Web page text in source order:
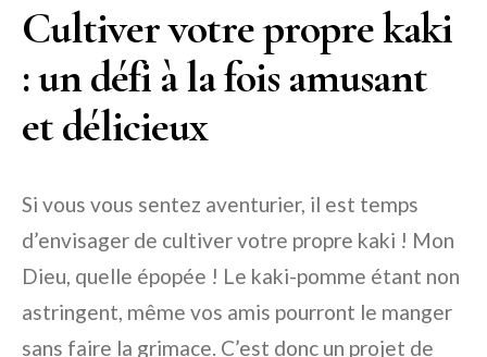
Cultiver votre propre kaki
: un défi à la fois amusant
et délicieux
Si vous vous sentez aventurier, il est temps
d’envisager de cultiver votre propre kaki ! Mon
Dieu, quelle épopée ! Le kaki-pomme étant non
astringent, même vos amis pourront le manger
sans faire la grimace. C’est donc un projet de